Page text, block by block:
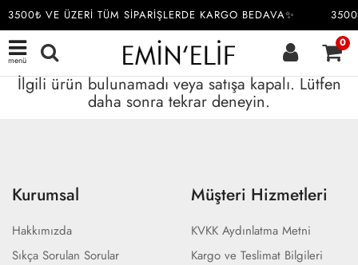
3500₺ VE ÜZERİ TÜM SİPARİŞLERDE KARGO BEDAVA✨
menü
0
İlgili ürün bulunamadı veya satışa kapalı. Lütfen
daha sonra tekrar deneyin.
Kurumsal
Hakkımızda
Sıkça Sorulan Sorular
Müşteri Hizmetleri
KVKK Aydınlatma Metni
Kargo ve Teslimat Bilgileri